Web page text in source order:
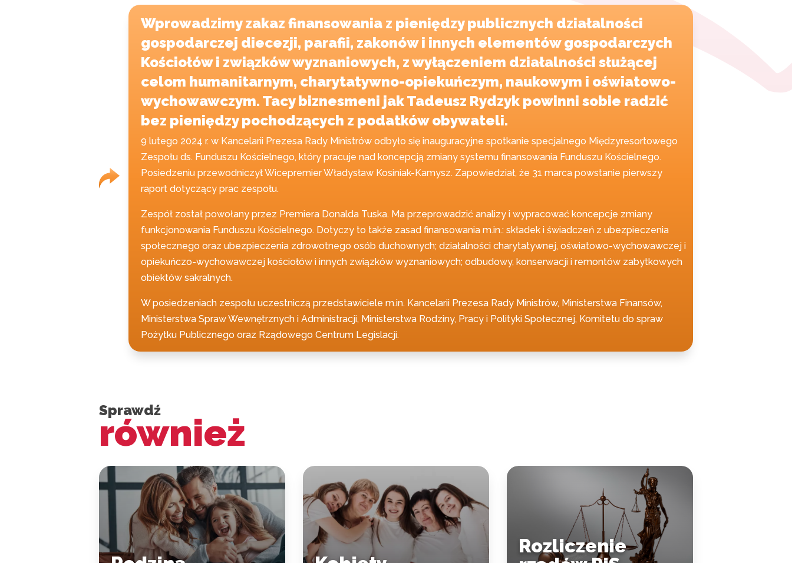
Wprowadzimy zakaz finansowania z pieniędzy publicznych działalności
gospodarczej diecezji, parafii, zakonów i innych elementów gospodarczych
Kościołów i związków wyznaniowych, z wyłączeniem działalności służącej
celom humanitarnym, charytatywno-opiekuńczym, naukowym i oświatowo-
wychowawczym. Tacy biznesmeni jak Tadeusz Rydzyk powinni sobie radzić
bez pieniędzy pochodzących z podatków obywateli.
9 lutego 2024 r. w Kancelarii Prezesa Rady Ministrów odbyło się inauguracyjne spotkanie specjalnego Międzyresortowego
Zespołu ds. Funduszu Kościelnego, który pracuje nad koncepcją zmiany systemu finansowania Funduszu Kościelnego.
Posiedzeniu przewodniczył Wicepremier Władysław Kosiniak-Kamysz. Zapowiedział, że 31 marca powstanie pierwszy
raport dotyczący prac zespołu.
Zespół został powołany przez Premiera Donalda Tuska. Ma przeprowadzić analizy i wypracować koncepcje zmiany
funkcjonowania Funduszu Kościelnego. Dotyczy to także zasad finansowania m.in.: składek i świadczeń z ubezpieczenia
społecznego oraz ubezpieczenia zdrowotnego osób duchownych; działalności charytatywnej, oświatowo-wychowawczej i
opiekuńczo-wychowawczej kościołów i innych związków wyznaniowych; odbudowy, konserwacji i remontów zabytkowych
obiektów sakralnych.
W posiedzeniach zespołu uczestniczą przedstawiciele m.in. Kancelarii Prezesa Rady Ministrów, Ministerstwa Finansów,
Ministerstwa Spraw Wewnętrznych i Administracji, Ministerstwa Rodziny, Pracy i Polityki Społecznej, Komitetu do spraw
Pożytku Publicznego oraz Rządowego Centrum Legislacji.
Sprawdź
również
Rozliczenie